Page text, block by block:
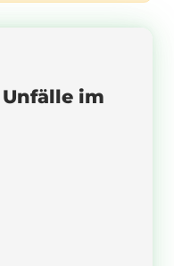
im